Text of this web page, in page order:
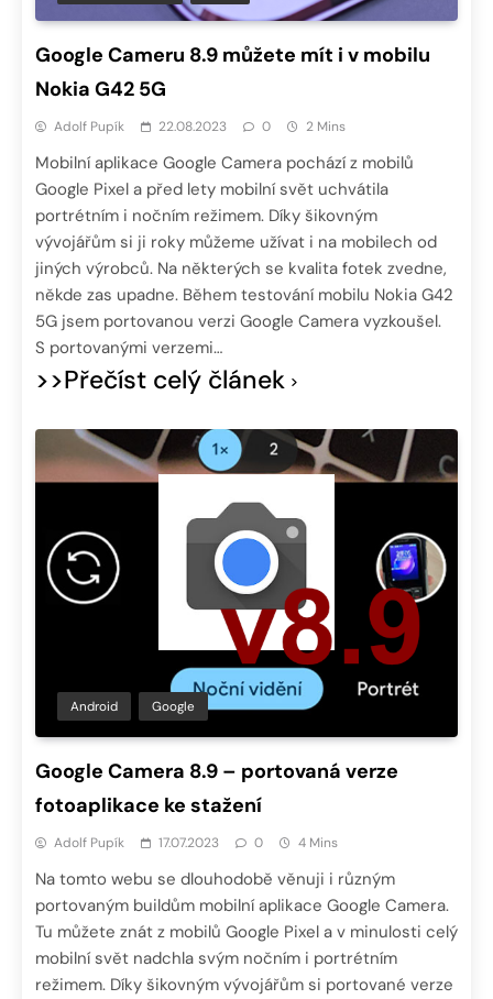
Google Cameru 8.9 můžete mít i v mobilu
Nokia G42 5G
Adolf Pupík 22.08.2023 0 2 Mins
Mobilní aplikace Google Camera pochází z mobilů
Google Pixel a před lety mobilní svět uchvátila
portrétním i nočním režimem. Díky šikovným
vývojářům si ji roky můžeme užívat i na mobilech od
jiných výrobců. Na některých se kvalita fotek zvedne,
někde zas upadne. Během testování mobilu Nokia G42
5G jsem portovanou verzi Google Camera vyzkoušel.
S portovanými verzemi…
>>Přečíst celý článek
Android Google
Google Camera 8.9 – portovaná verze
fotoaplikace ke stažení
Adolf Pupík 17.07.2023 0 4 Mins
Na tomto webu se dlouhodobě věnuji i různým
portovaným buildům mobilní aplikace Google Camera.
Tu můžete znát z mobilů Google Pixel a v minulosti celý
mobilní svět nadchla svým nočním i portrétním
režimem. Díky šikovným vývojářům si portované verze